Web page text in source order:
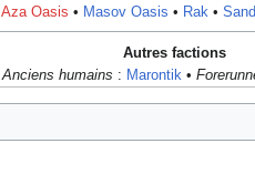
Aza Oasis • Masov Oasis • Rak •
Autres factions
Anciens humains : Marontik •